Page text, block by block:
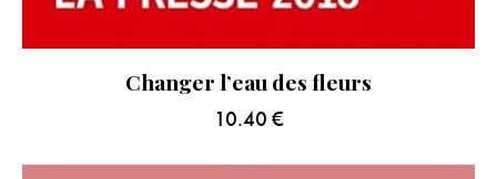
Changer l’eau des fleurs
10.40 €